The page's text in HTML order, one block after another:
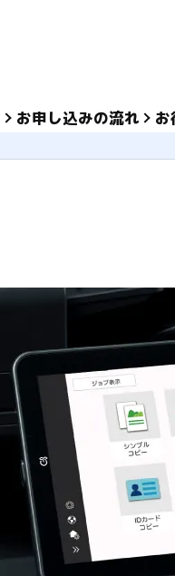
お申し込みの流れ お